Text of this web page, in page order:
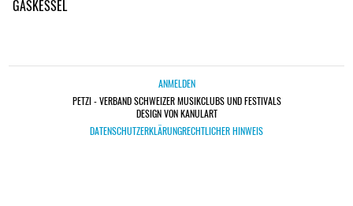
GASKESSEL
ANMELDEN
PETZI - VERBAND SCHWEIZER MUSIKCLUBS UND FESTIVALS
DESIGN VON KANULART
DATENSCHUTZERKLÄRUNGRECHTLICHER HINWEIS